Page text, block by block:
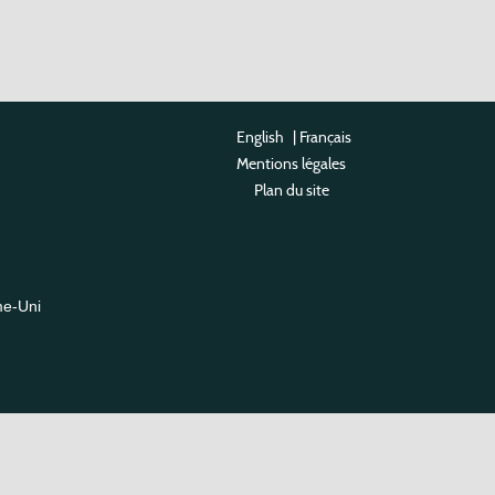
Uni
English | Français
Mentions légales
Plan du site